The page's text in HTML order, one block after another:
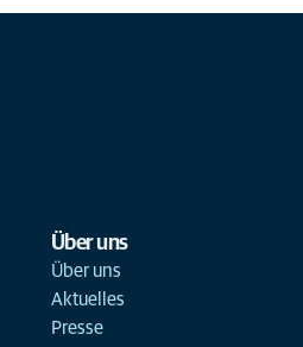
Über uns
Über uns
Aktuelles
Presse